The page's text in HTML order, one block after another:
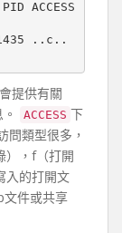
..c..
提供有關
ACCESS 下
問類型很多，
），f（打開
入的打開文
件或共享